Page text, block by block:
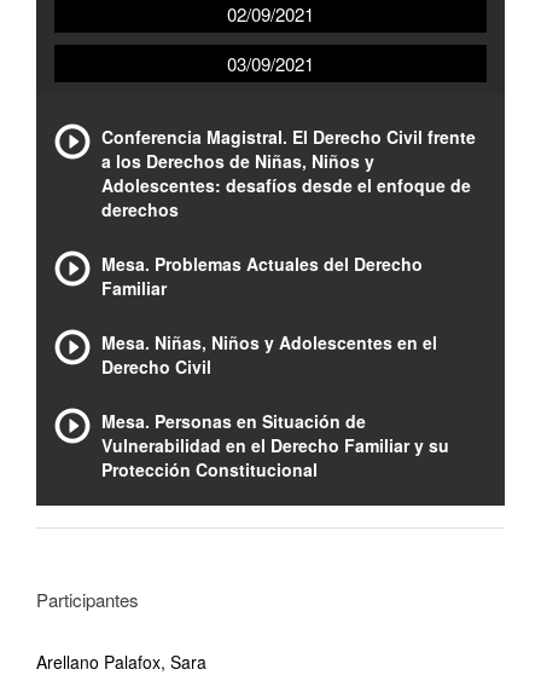
02/09/2021
03/09/2021
Conferencia Magistral. El Derecho Civil frente
a los Derechos de Niñas, Niños y
Adolescentes: desafíos desde el enfoque de
derechos
Mesa. Problemas Actuales del Derecho
Familiar
Mesa. Niñas, Niños y Adolescentes en el
Derecho Civil
Mesa. Personas en Situación de
Vulnerabilidad en el Derecho Familiar y su
Protección Constitucional
Participantes
Arellano Palafox, Sara